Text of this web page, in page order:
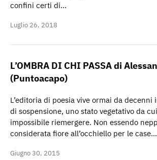
confini certi di…
Luglio 26, 2018
L’OMBRA DI CHI PASSA di
(Puntoacapo)
L’editoria di poesia vive ormai da
di sospensione, uno stato vegetativo da
impossibile riemergere. Non essendo
considerata fiore all’occhiello per le case…
Giugno 30, 2015